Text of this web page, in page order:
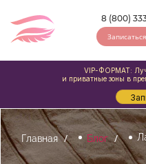
8 (800)
Главная Блог
VIP-ФОРМАТ:
и приватные зоны в